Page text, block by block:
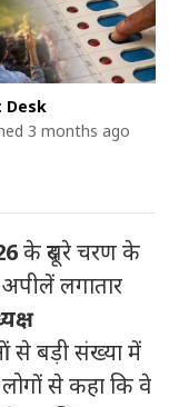
Desk
3 months ago
के दूसरे चरण के
लगातार
से बड़ी संख्या में
से कहा कि वे